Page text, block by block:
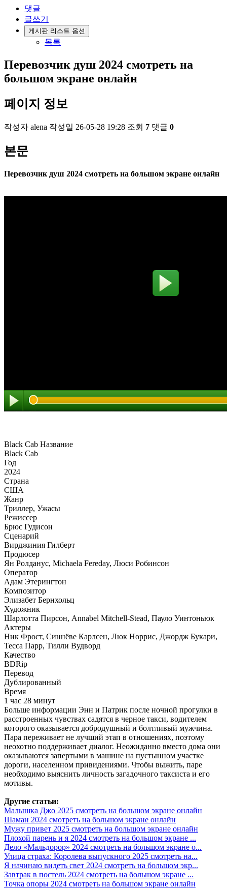
댓글
글쓰기
게시판 리스트 옵션
목록
Перевозчик душ 2024 смотреть на
большом экране онлайн
페이지 정보
작성자 alena 작성일 26-05-28 19:28 조회 7 댓글 0
본문
Перевозчик душ 2024 смотреть на большом экране онлайн
Black Cab Название
Black Cab
Год
2024
Страна
США
Жанр
Триллер, Ужасы
Режиссер
Брюс Гудисон
Сценарий
Вирджиния Гилберт
Продюсер
Ян Ролданус, Michaela Fereday, Люси Робинсон
Оператор
Адам Этерингтон
Композитор
Элизабет Бернхольц
Художник
Шарлотта Пирсон, Annabel Mitchell-Stead, Пауло Уинтоньюк
Актеры
Ник Фрост, Синнёве Карлсен, Люк Норрис, Джордж Букари,
Тесса Парр, Тилли Вудворд
Качество
BDRip
Перевод
Дублированный
Время
1 час 28 минут
Больше информации Энн и Патрик после ночной прогулки в
расстроенных чувствах садятся в черное такси, водителем
которого оказывается добродушный и болтливый мужчина.
Пара переживает не лучший этап в отношениях, поэтому
неохотно поддерживает диалог. Неожиданно вместо дома они
оказываются запертыми в машине на пустынном участке
дороги, населенном привидениями. Чтобы выжить, паре
необходимо выяснить личность загадочного таксиста и его
мотивы.
Другие статьи:
Малышка Джо 2025 смотреть на большом экране онлайн
Шаман 2024 смотреть на большом экране онлайн
Мужу привет 2025 смотреть на большом экране онлайн
Плохой парень и я 2024 смотреть на большом экране ...
Дело «Мальдорор» 2024 смотреть на большом экране о...
Улица страха: Королева выпускного 2025 смотреть на...
Я начинаю видеть свет 2024 смотреть на большом экр...
Завтрак в постель 2024 смотреть на большом экране ...
Точка опоры 2024 смотреть на большом экране онлайн